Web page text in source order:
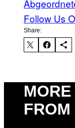
Follow Us
Share:
MORE
FROM